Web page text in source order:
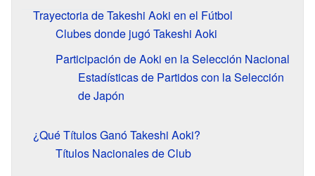
Trayectoria de Takeshi Aoki en el Fútbol
Clubes donde jugó Takeshi Aoki
Participación de Aoki en la Selección Nacional
Estadísticas de Partidos con la Selección
de Japón
¿Qué Títulos Ganó Takeshi Aoki?
Títulos Nacionales de Club